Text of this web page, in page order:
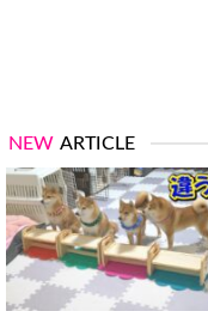
NEW ARTICLE